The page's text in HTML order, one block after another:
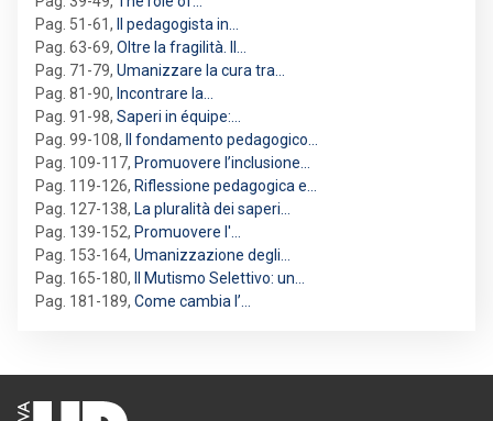
Pag. 51-61,
Il pedagogista in…
Pag. 63-69, Oltre la fragilità. Il…
Pag. 71-79, Umanizzare la cura tra…
Pag. 81-90, Incontrare la…
Pag. 91-98, Saperi in équipe:…
Pag. 99-108,
Il fondamento pedagogico…
Pag. 109-117, Promuovere l’inclusione…
Pag. 119-126, Riflessione pedagogica e…
Pag. 127-138, La pluralità dei saperi…
Pag. 139-152, Promuovere l'…
Pag. 153-164, Umanizzazione degli…
Pag. 165-180,
Il Mutismo Selettivo: un…
Pag. 181-189, Come cambia l’…